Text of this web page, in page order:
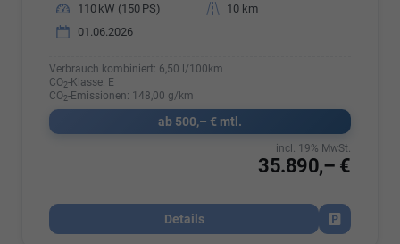
Leistung
110 kW (150 PS) Kilometerstand
10 km
01.06.2026
Verbrauch kombiniert: 6,50 l/100km
CO2-Klasse: E
CO2-Emissionen: 148,00 g/km
ab 500,– € mtl.
35.890,– €
incl. 19% MwSt.
Details
Fahrzeug